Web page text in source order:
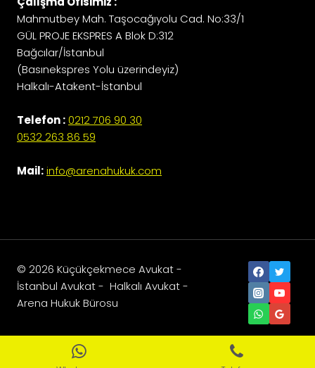
Mahmutbey Mah. Taşocağıyolu Cad. No:33/1
GÜL PROJE EKSPRES A Blok D:312
Bağcılar/İstanbul
(Basınekspres Yolu üzerindeyiz)
Halkalı-Atakent-İstanbul
Telefon :0212 706 90 30
0532 263 86 59
Mail:info@arenahukuk.com
© 2026 Küçükçekmece Avukat -
İstanbul Avukat - Halkalı Avukat -
Arena Hukuk Bürosu
Sosyal Medya Ajansı